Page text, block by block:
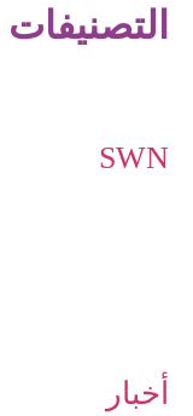
التصنيفات
SWN
أخبار